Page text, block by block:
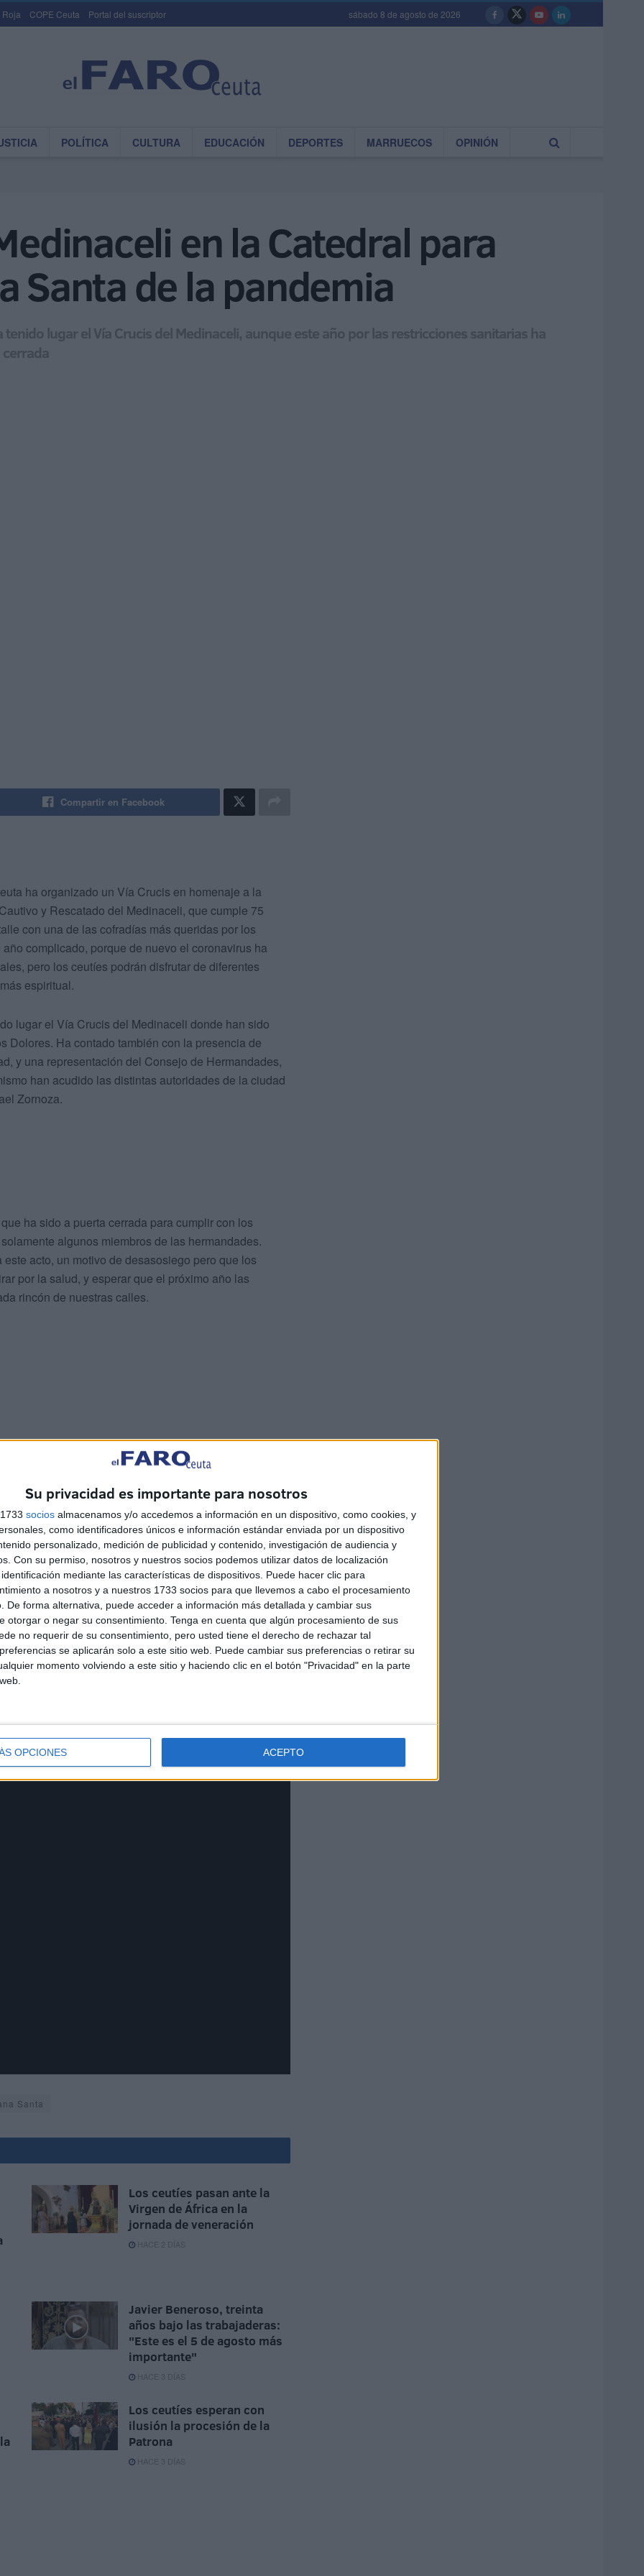
Su privacidad es importante para nosotros
socios almacenamos y/o accedemos a información en un dispositivo, como cookies, y
como identificadores únicos e información estándar enviada por un dispositivo
personalizado, medición de publicidad y contenido, investigación de audiencia y
Con su permiso, nosotros y nuestros socios podemos utilizar datos de localización
mediante las características de dispositivos. Puede hacer clic para
a nosotros y a nuestros 1733 socios para que llevemos a cabo el procesamiento
De forma alternativa, puede acceder a información más detallada y cambiar sus
otorgar o negar su consentimiento. Tenga en cuenta que algún procesamiento de sus
no requerir de su consentimiento, pero usted tiene el derecho de rechazar tal
se aplicarán solo a este sitio web. Puede cambiar sus preferencias o retirar su
momento volviendo a este sitio y haciendo clic en el botón "Privacidad" en la parte
OPCIONES ACEPTO
Roja COPE Ceuta Portal del suscriptor sábado 8 de agosto de 2026
POLÍTICA CULTURA EDUCACIÓN DEPORTES MARRUECOS OPINIÓN
en la Catedral para
Santa de la pandemia
lugar el Vía Crucis del Medinaceli, aunque este año por las restricciones sanitarias ha
Compartir en Facebook
ha organizado un Vía Crucis en homenaje a la
y Rescatado del Medinaceli, que cumple 75
con una de las cofradías más queridas por los
complicado, porque de nuevo el coronavirus ha
pero los ceutíes podrán disfrutar de diferentes
espiritual.
lugar el Vía Crucis del Medinaceli donde han sido
Dolores. Ha contado también con la presencia de
y una representación del Consejo de Hermandades,
han acudido las distintas autoridades de la ciudad
Zornoza.
ha sido a puerta cerrada para cumplir con los
algunos miembros de las hermandades.
acto, un motivo de desasosiego pero que los
por la salud, y esperar que el próximo año las
rincón de nuestras calles.
Nuestro Padre Jesús Cautivo y la Virgen de los
el 75 aniversario de su hermandad. Es por seguro
como en su traslado, desde la salida de la barriada
una rogativa al padre Jesús Cautivo para que
de marzo ha cumplido un año y que está impidiendo
acostumbrados. Una situación complicada,
fin a uno de los peores tiempos.
Santa
Los ceutíes pasan ante la
Virgen de África en la
jornada de veneración
HACE 2 DÍAS
Javier Beneroso, treinta
años bajo las trabajaderas:
"Este es el 5 de agosto más
importante"
HACE 3 DÍAS
Los ceutíes esperan con
ilusión la procesión de la
Patrona
HACE 3 DÍAS